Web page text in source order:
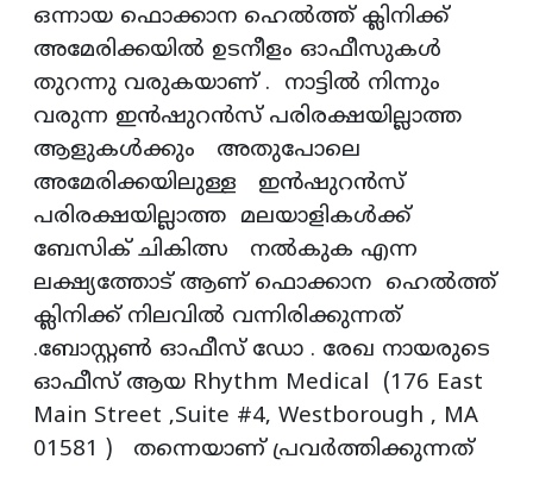
ഒന്നായ ഫൊക്കാന ഹെൽത്ത് ക്ലിനിക്ക്‌
അമേരിക്കയിൽ ഉടനീളം ഓഫീസുകൾ
തുറന്നു വരുകയാണ് . നാട്ടിൽ നിന്നും
വരുന്ന ഇൻഷുറൻസ് പരിരക്ഷയില്ലാത്ത
ആളുകൾക്കും അതുപോലെ
അമേരിക്കയിലുള്ള ഇൻഷുറൻസ്
പരിരക്ഷയില്ലാത്ത മലയാളികൾക്ക്
ബേസിക് ചികിത്സ നൽകുക എന്ന
ലക്ഷ്യത്തോട് ആണ് ഫൊക്കാന ഹെൽത്ത്
ക്ലിനിക്ക് നിലവിൽ വന്നിരിക്കുന്നത്
.ബോസ്റ്റൺ ഓഫീസ് ഡോ . രേഖ നായരുടെ
ഓഫീസ് ആയ Rhythm Medical (176 East
Main Street ,Suite #4, Westborough , MA
01581 ) തന്നെയാണ് പ്രവർത്തിക്കുന്നത്